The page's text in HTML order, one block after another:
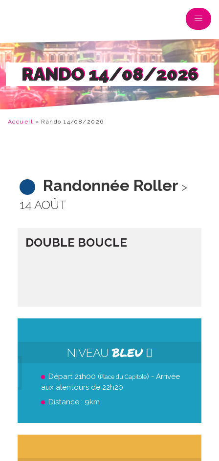
RANDO 14/08/2026
Accueil » Rando 14/08/2026
Randonnée Roller >
14 AOÛT
DOUBLE BOUCLE
NIVEAUBLEU
Départ 21h00 (Place du Capitole) - Arrivée
aux alentours de 22h20
Distance : 9km